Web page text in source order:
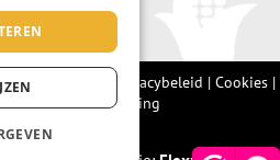
voorwaarden Privacybeleid | Cookies |
|Klachtenregeling